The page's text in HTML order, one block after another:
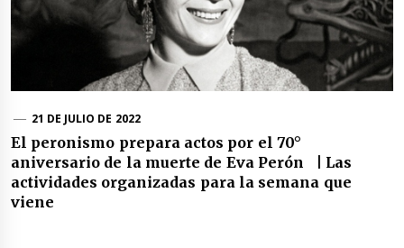
21 DE JULIO DE 2022
El peronismo prepara actos por el 70°
aniversario de la muerte de Eva Perón | Las
actividades organizadas para la semana que
viene